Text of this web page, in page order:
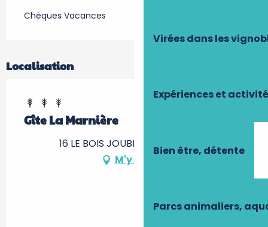
Virées dans les
Expériences et
Bien être, détente
Parcs animaliers,
Chèques Vacances
Localisation
Gîte La Marnière
16 LE BOIS JOUBERT, 37150 Luzillé
M'y rendre